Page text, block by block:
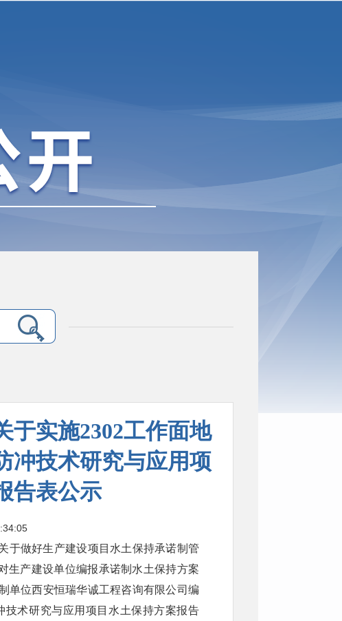
于实施2302工作面地
冲技术研究与应用项
告表公示
于做好生产建设项目水土保持承诺制管
生产建设单位编报承诺制水土保持方案
单位西安恒瑞华诚工程咨询有限公司编
术研究与应用项目水土保持方案报告